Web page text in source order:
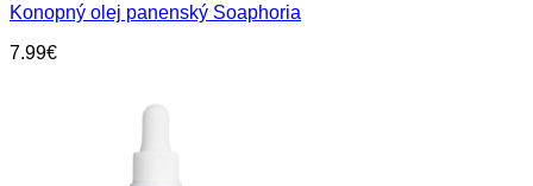
Konopný olej panenský Soaphoria
7.99€